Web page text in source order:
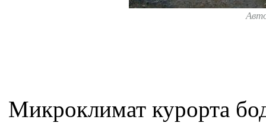
Микроклимат курорта